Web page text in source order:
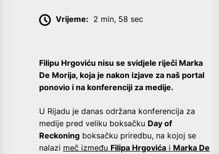
Vrijeme: 2 min, 58 sec
Filipu Hrgoviću nisu se svidjele riječi Marka
De Morija, koja je nakon izjave za naš portal
ponovio i na konferenciji za medije.
U Rijadu je danas održana konferencija za
medije pred veliku boksačku Day of
Reckoning boksačku priredbu, na kojoj se
nalazi meč između Filipa Hrgovića i Marka De